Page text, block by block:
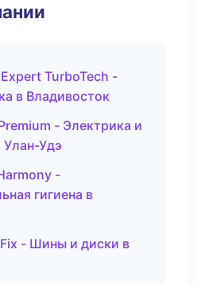
TurboTech -
в Владивосток
- Электрика и
Улан-Удэ
-
гигиена в
- Шины и диски в